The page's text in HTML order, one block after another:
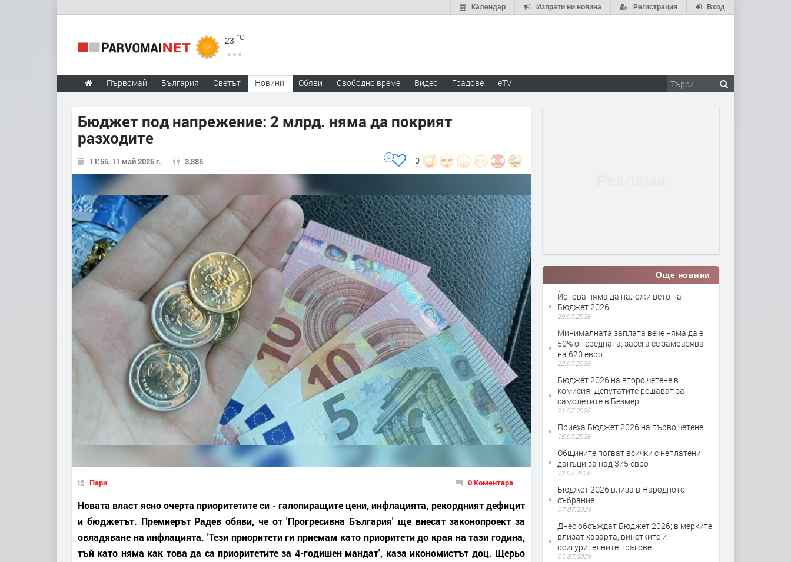
Вход
Регистрация
Изпрати ни новина
Календар
23 °C
Първомай България Светът Новини Обяви Свободно време Видео Градове eTV
Бюджет под напрежение: 2 млрд. няма да покрият
разходите
11:55, 11 май 2026 г. 3,885 0
0
Пари 0 Коментара
Новата власт ясно очерта приоритетите си - галопиращите цени, инфлацията, рекордният дефицит
и бюджетът. Премиерът Радев обяви, че от 'Прогресивна България' ще внесат законопроект за
овладяване на инфлацията. 'Тези приоритети ги приемам като приоритети до края на тази година,
тъй като няма как това да са приоритетите за 4-годишен мандат', каза икономистът доц. Щерьо
Още новини
Йотова няма да наложи вето на
Бюджет 2026
29.07.2026
Минималната заплата вече няма да е
50% от средната, засега се замразява
на 620 евро
22.07.2026
Бюджет 2026 на второ четене в
комисия. Депутатите решават за
самолетите в Безмер
21.07.2026
Приеха Бюджет 2026 на първо четене
15.07.2026
Общините погват всички с неплатени
данъци за над 375 евро
12.07.2026
Бюджет 2026 влиза в Народното
събрание
07.07.2026
Днес обсъждат Бюджет 2026; в мерките
влизат хазарта, винетките и
осигурителните прагове
01.07.2026